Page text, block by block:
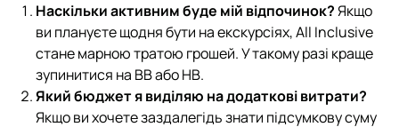
Наскільки активним буде мій відпочинок?Якщо
ви плануєте щодня бути на екскурсіях, All Inclusive
стане марною тратою грошей. У такому разі краще
зупинитися на BB або HB.
Який бюджет я виділяю на додаткові витрати?
Якщо ви хочете заздалегідь знати підсумкову суму